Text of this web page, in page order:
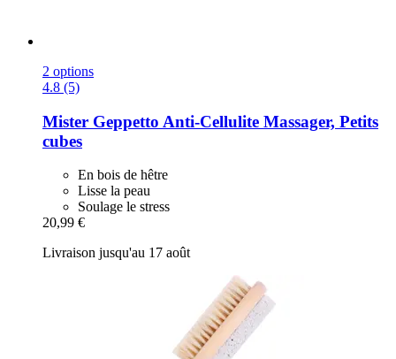
2 options
4.8 (5)
Mister Geppetto Anti-​Cellulite Massager, Petits
cubes
En bois de hêtre
Lisse la peau
Soulage le stress
20,99 €
Livraison jusqu'au 17 août